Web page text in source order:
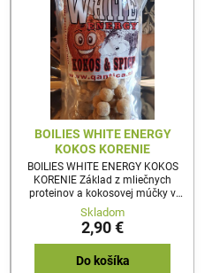
BOILIES WHITE ENERGY
KOKOS KORENIE
BOILIES WHITE ENERGY KOKOS
KORENIE Základ z mliečnych
proteinov a kokosovej múčky v
kombinácii so sladkým
korením.Tieto bolies sme vyvíjali
takmer tri roky a výsledok stojí za
to.Perfektné chuťové a pachové
vlasnosti, ktorým kapry
Skladom
2,90 €
Do košíka